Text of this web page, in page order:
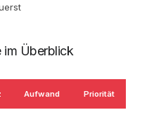
im Überblick
Aufwand Priorität